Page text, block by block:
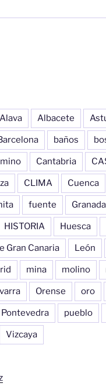
Alava Albacete
baños
Cantabria
CLIMA Cuenca
fuente Granada
HISTORIA Huesca
Gran Canaria León
mina molino
Orense oro
Pontevedra pueblo
Vizcaya